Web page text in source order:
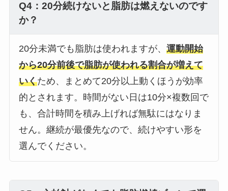
Q4：20分続けないと脂肪は燃えないのです
か？
20分未満でも脂肪は使われますが、 運動開始
から20分前後で脂肪が使われる割合が増えて
いくため、まとめて20分以上動くほうが効率
的とされます。時間がない日は10分×複数回で
も、合計時間を積み上げれば無駄にはなりま
せん。継続が最優先なので、続けやすい形を
選んでください。